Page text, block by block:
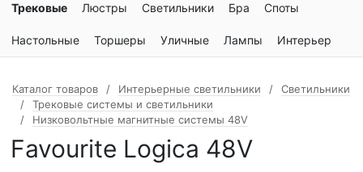
Трековые Люстры Светильники Бра Споты
Настольные Торшеры Уличные Лампы Интерьер
Каталог товаров Интерьерные светильники
Светильники
Трековые системы и светильники
Низковольтные магнитные системы 48V
Favourite Logica 48V